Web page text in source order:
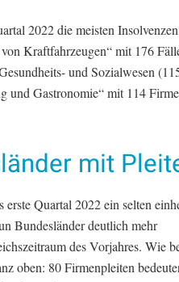
2022 die meisten
Kraftfahrzeugen“ mit 176
und Sozialwesen
und Gastronomie“ mit 114
mit
Quartal 2022 ein selten
Bundesländer deutlich mehr
des Vorjahres. Wie
oben: 80 Firmenpleiten